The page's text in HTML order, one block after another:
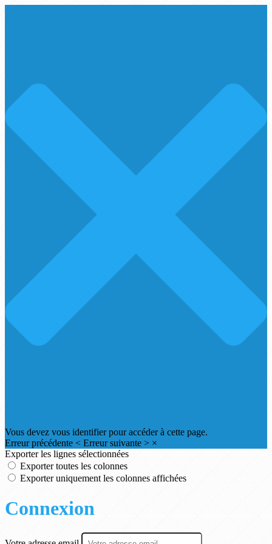
Vous devez vous identifier pour accéder à cette page.
Erreur précédente < Erreur suivante > ×
Exporter les lignes sélectionnées
Exporter toutes les colonnes
Exporter uniquement les colonnes affichées
Connexion